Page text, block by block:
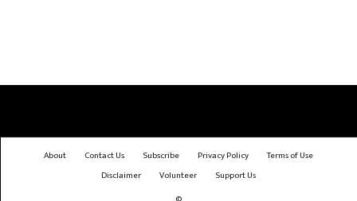
About Contact Us Subscribe Privacy Policy
Terms of Use
Disclaimer
Volunteer
Support Us